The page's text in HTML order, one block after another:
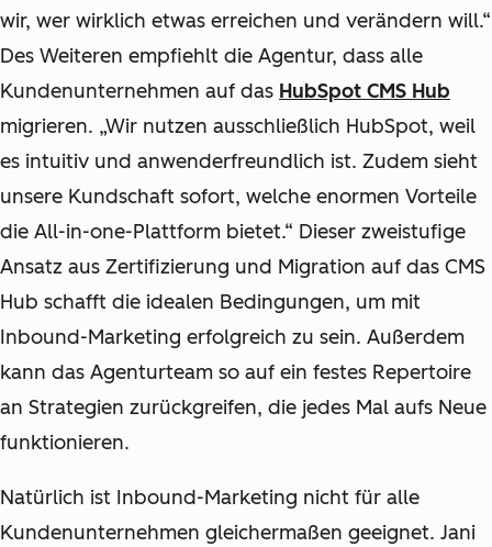
wir, wer wirklich etwas erreichen und verändern will.“
Des Weiteren empfiehlt die Agentur, dass alle
Kundenunternehmen auf das HubSpot CMS Hub
migrieren. „Wir nutzen ausschließlich HubSpot, weil
es intuitiv und anwenderfreundlich ist. Zudem sieht
unsere Kundschaft sofort, welche enormen Vorteile
die All-in-one-Plattform bietet.“ Dieser zweistufige
Ansatz aus Zertifizierung und Migration auf das CMS
Hub schafft die idealen Bedingungen, um mit
Inbound-Marketing erfolgreich zu sein. Außerdem
kann das Agenturteam so auf ein festes Repertoire
an Strategien zurückgreifen, die jedes Mal aufs Neue
funktionieren.
Natürlich ist Inbound-Marketing nicht für alle
Kundenunternehmen gleichermaßen geeignet. Jani